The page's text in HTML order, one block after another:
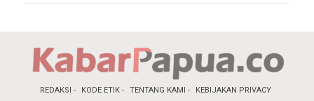
REDAKSI KODE ETIK TENTANG KAMI KEBIJAKAN PRIVACY